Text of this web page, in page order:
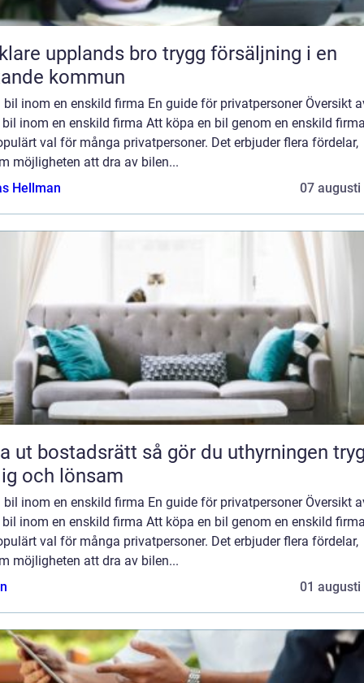
upplands bro trygg försäljning i en
kommun
bil inom en enskild firma En guide för privatpersoner Översikt
inom en enskild firma Att köpa en bil genom en enskild
val för många privatpersoner. Det erbjuder flera fördelar,
möjligheten att dra av bilen...
Hellman
07 augusti
så gör du uthyrningen trygg,
och lönsam
bil inom en enskild firma En guide för privatpersoner Översikt
inom en enskild firma Att köpa en bil genom en enskild
val för många privatpersoner. Det erbjuder flera fördelar,
möjligheten att dra av bilen...
01 augusti